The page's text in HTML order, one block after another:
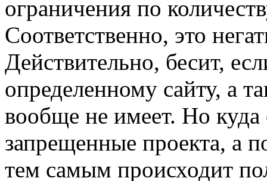
ограничения по
Соответственно, это
Действительно, бесит,
определенному сайту, а
вообще не имеет. Но
запрещенные проекта, а
тем самым происходит